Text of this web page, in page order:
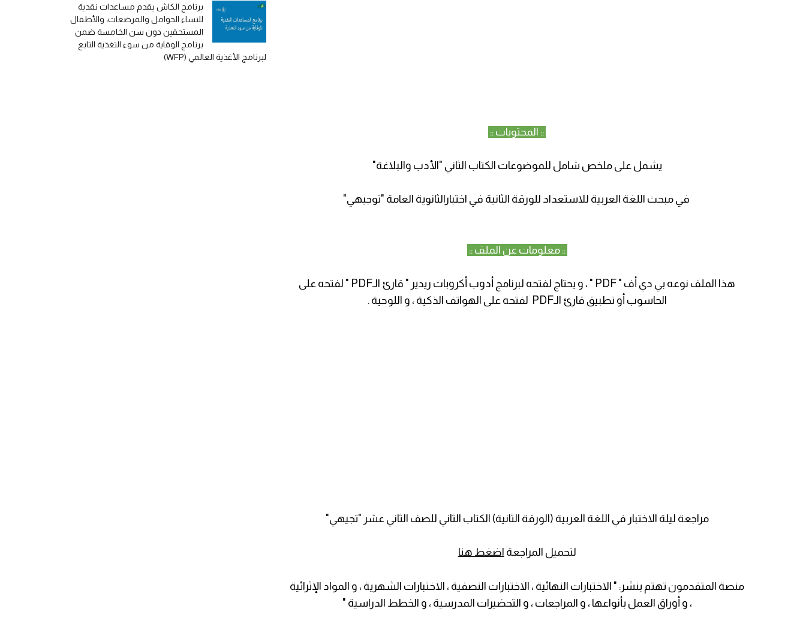
:: المحتويات ::
يشمل على ملخص شامل للموضوعات الكتاب الثاني "الأدب والبلاغة"
في مبحث اللغة العربية للاستعداد للورقة الثانية في اختبارالثانوية العامة "توجيهي"
:: معلومات عن الملف ::
هذا الملف نوعه بي دي أف " PDF " ، و يحتاج لفتحه لبرنامج أدوب أكروبات ريدير " قارئ الـPDF " لفتحه على
الحاسوب أو تطبيق قارئ الـPDF لفتحه على الهواتف الذكية ، و اللوحية .
مراجعة ليلة الاختبار في اللغة العربية (الورقة الثانية) الكتاب الثاني للصف الثاني عشر "تجيهي"
لتحميل المراجعة اضغط هنا
منصة المتقدمون تهتم بنشر: " الاختبارات النهائية ، الاختبارات النصفية ، الاختبارات الشهرية ، و المواد الإثرائية
، و أوراق العمل بأنواعها ، و المراجعات ، و التحضيرات المدرسية ، و الخطط الدراسية "
برنامج الكاش يقدم مساعدات نقدية
للنساء الحوامل والمرضعات، والأطفال
المستحقين دون سن الخامسة ضمن
برنامج الوقاية من سوء التغذية التابع
لبرنامج الأغذية العالمي (WFP)